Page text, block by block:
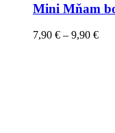
Mini Mňam
7,90 € – 9,90 €